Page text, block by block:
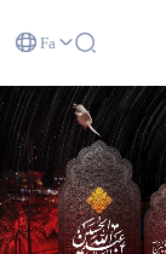
Fa